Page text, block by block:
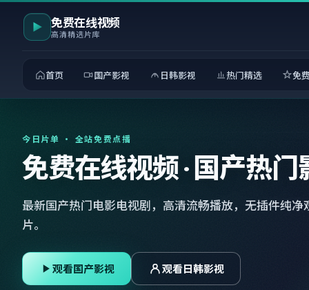
免费在线视频
高清精选片库
首页 国产影视 日韩影视 热门精选 免
今日片单 · 全站免费点播
免费在线视频 · 国产热门
最新国产热门电影电视剧，高清流畅播放，无插件纯净
片。
观看国产影视 观看日韩影视